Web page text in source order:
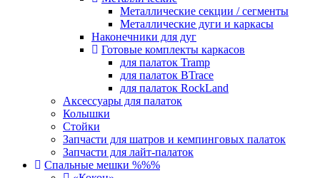
Металлические секции / сегменты
Металлические дуги и каркасы
Наконечники для дуг
Готовые комплекты каркасов
для палаток Tramp
для палаток BTrace
для палаток RockLand
Аксессуары для палаток
Колышки
Стойки
Запчасти для шатров и кемпинговых палаток
Запчасти для лайт-палаток
Спальные мешки %%%